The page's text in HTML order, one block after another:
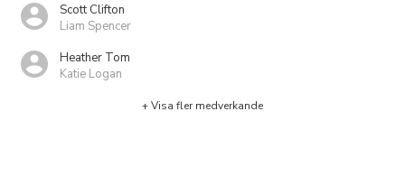
Scott Clifton
Liam Spencer
Heather Tom
Katie Logan
+ Visa fler medverkande